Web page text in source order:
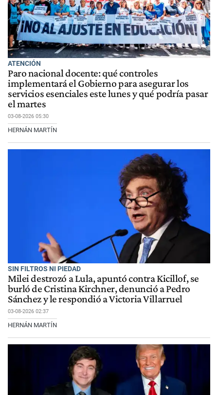
ATENCIÓN
Paro nacional docente: qué controles
implementará el Gobierno para asegurar los
servicios esenciales este lunes y qué podría pasar
el martes
03-08-2026 05:30
HERNÁN MARTÍN
SIN FILTROS NI PIEDAD
Milei destrozó a Lula, apuntó contra Kicillof, se
burló de Cristina Kirchner, denunció a Pedro
Sánchez y le respondió a Victoria Villarruel
03-08-2026 02:37
HERNÁN MARTÍN